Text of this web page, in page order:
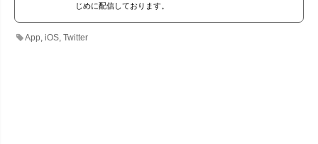
じめに配信しております。
App ,iOS ,Twitter